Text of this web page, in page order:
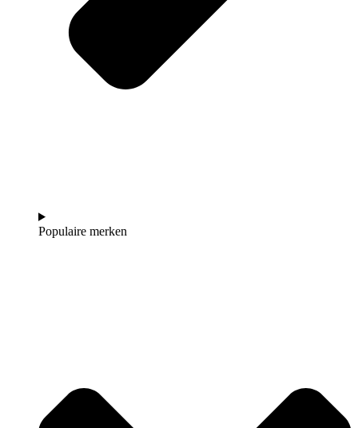
Populaire merken